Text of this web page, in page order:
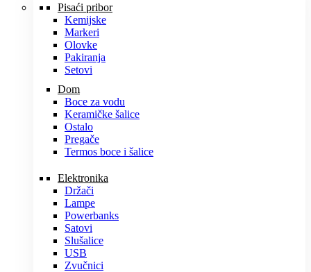
Pisaći pribor
Kemijske
Markeri
Olovke
Pakiranja
Setovi
Dom
Boce za vodu
Keramičke šalice
Ostalo
Pregače
Termos boce i šalice
Elektronika
Držači
Lampe
Powerbanks
Satovi
Slušalice
USB
Zvučnici